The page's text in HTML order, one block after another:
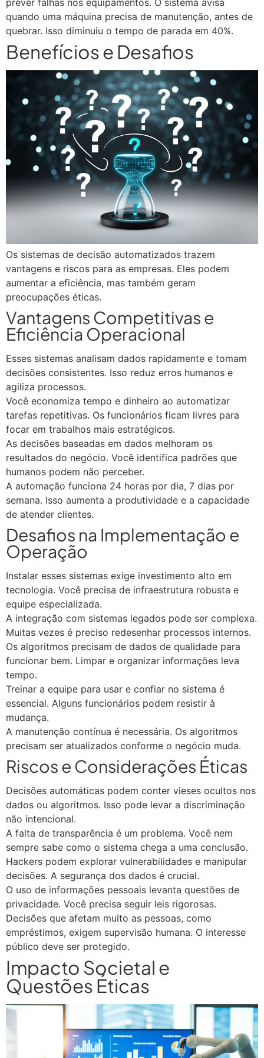
prever falhas nos equipamentos. O sistema avisa
quando uma máquina precisa de manutenção, antes de
quebrar. Isso diminuiu o tempo de parada em 40%.
Benefícios e Desafios
Os sistemas de decisão automatizados trazem
vantagens e riscos para as empresas. Eles podem
aumentar a eficiência, mas também geram
preocupações éticas.
Vantagens Competitivas e
Eficiência Operacional
Esses sistemas analisam dados rapidamente e tomam
decisões consistentes. Isso reduz erros humanos e
agiliza processos.
Você economiza tempo e dinheiro ao automatizar
tarefas repetitivas. Os funcionários ficam livres para
focar em trabalhos mais estratégicos.
As decisões baseadas em dados melhoram os
resultados do negócio. Você identifica padrões que
humanos podem não perceber.
A automação funciona 24 horas por dia, 7 dias por
semana. Isso aumenta a produtividade e a capacidade
de atender clientes.
Desafios na Implementação e
Operação
Instalar esses sistemas exige investimento alto em
tecnologia. Você precisa de infraestrutura robusta e
equipe especializada.
A integração com sistemas legados pode ser complexa.
Muitas vezes é preciso redesenhar processos internos.
Os algoritmos precisam de dados de qualidade para
funcionar bem. Limpar e organizar informações leva
tempo.
Treinar a equipe para usar e confiar no sistema é
essencial. Alguns funcionários podem resistir à
mudança.
A manutenção contínua é necessária. Os algoritmos
precisam ser atualizados conforme o negócio muda.
Riscos e Considerações Éticas
Decisões automáticas podem conter vieses ocultos nos
dados ou algoritmos. Isso pode levar a discriminação
não intencional.
A falta de transparência é um problema. Você nem
sempre sabe como o sistema chega a uma conclusão.
Hackers podem explorar vulnerabilidades e manipular
decisões. A segurança dos dados é crucial.
O uso de informações pessoais levanta questões de
privacidade. Você precisa seguir leis rigorosas.
Decisões que afetam muito as pessoas, como
empréstimos, exigem supervisão humana. O interesse
público deve ser protegido.
Impacto Societal e
Questões Éticas